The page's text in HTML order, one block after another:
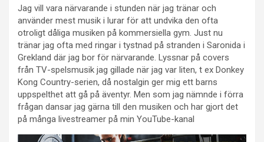
Jag vill vara närvarande i stunden när jag tränar och
använder mest musik i lurar för att undvika den ofta
otroligt dåliga musiken på kommersiella gym. Just nu
tränar jag ofta med ringar i tystnad på stranden i Saronida i
Grekland där jag bor för närvarande. Lyssnar på covers
från TV-spelsmusik jag gillade när jag var liten, t ex Donkey
Kong Country-serien, då nostalgin ger mig ett barns
uppspelthet att gå på äventyr. Men som jag nämnde i förra
frågan dansar jag gärna till den musiken och har gjort det
på många livestreamer på min YouTube-kanal